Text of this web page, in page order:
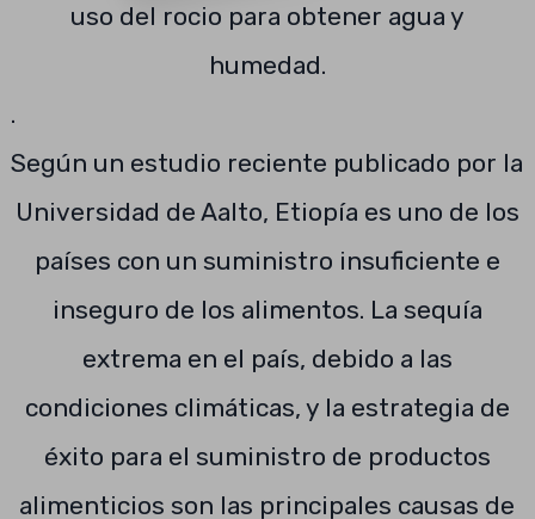
uso del rocio para obtener agua y
humedad.
.
Según un estudio reciente publicado por la
Universidad de Aalto, Etiopía es uno de los
países con un suministro insuficiente e
inseguro de los alimentos. La sequía
extrema en el país, debido a las
condiciones climáticas, y la estrategia de
éxito para el suministro de productos
alimenticios son las principales causas de